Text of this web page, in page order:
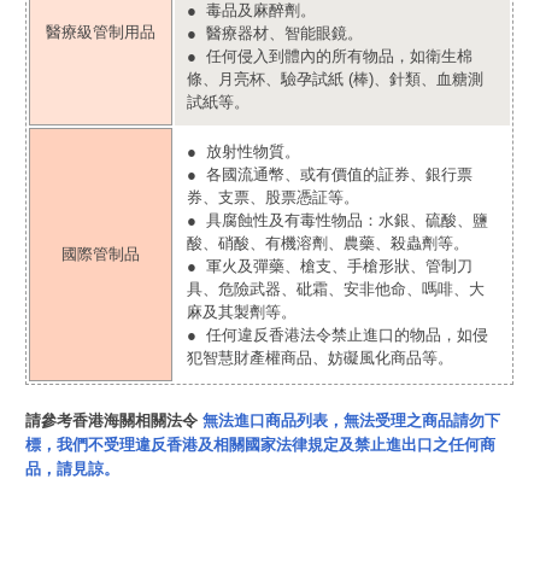
醫療級管制用品
● 毒品及麻醉劑。
● 醫療器材、 智能眼鏡。
● 任何侵入到體內的所有物品，如衛生棉
條、月亮杯、驗孕試紙 (棒)、針類、血糖測
試紙等。
國際管制品
● 放射性物質。
● 各國流通幣、或有價值的証券、銀行票
券、支票、股票憑証等。
● 具腐蝕性及有毒性物品：水銀、硫酸、鹽
酸、硝酸、有機溶劑、農藥、殺蟲劑等。
● 軍火及彈藥、槍支、手槍形狀、管制刀
具、危險武器、砒霜、安非他命、嗎啡、大
麻及其製劑等。
● 任何違反香港法令禁止進口的物品，如侵
犯智慧財產權商品、妨礙風化商品等。
請參考香港海關相關法令無法進口商品列表 ，無法受理之商品請勿下
標，我們不受理違反香港及相關國家法律規定及禁止進出口之任何商
品，請見諒。